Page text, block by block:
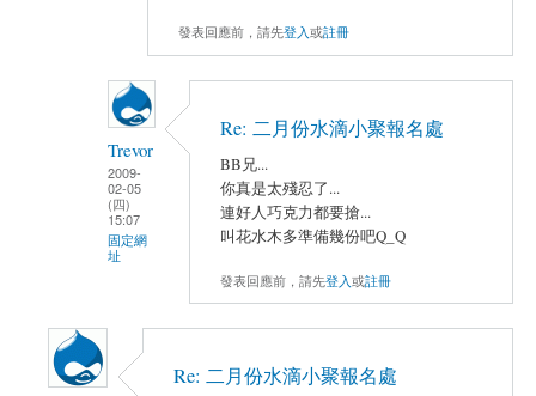
發表回應前，請先登入或註冊
Trevor
2009-
02-05
(四)
15:07
固定網
址
Re: 二月份水滴小聚報名處
BB兄...
你真是太殘忍了...
連好人巧克力都要搶...
叫花水木多準備幾份吧Q_Q
發表回應前，請先登入或註冊
Re: 二月份水滴小聚報名處